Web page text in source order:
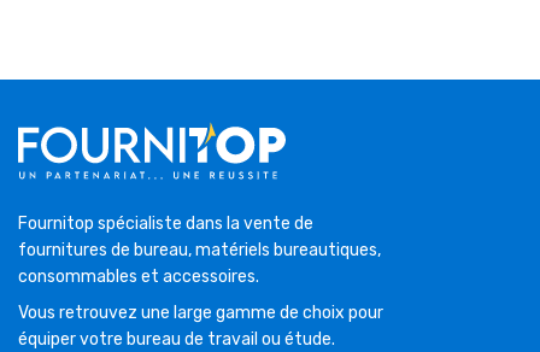
Fournitop spécialiste dans la vente de
fournitures de bureau, matériels bureautiques,
consommables et accessoires.
Vous retrouvez une large gamme de choix pour
équiper votre bureau de travail ou étude.